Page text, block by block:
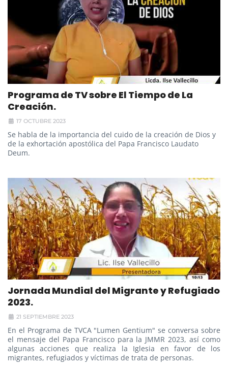
Programa de TV sobre El Tiempo de La
Creación.
17 OCTUBRE 2023
Se habla de la importancia del cuido de la creación de Dios y
de la exhortación apostólica del Papa Francisco Laudato
Deum.
Jornada Mundial del Migrante y Refugiado
2023.
21 SEPTIEMBRE 2023
En el Programa de TVCA "Lumen Gentium" se conversa sobre
el mensaje del Papa Francisco para la JMMR 2023, así como
algunas acciones que realiza la Iglesia en favor de los
migrantes, refugiados y víctimas de trata de personas.